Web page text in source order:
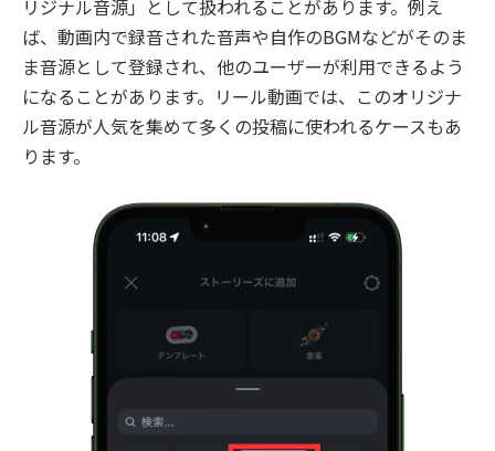
リジナル音源」として扱われることがあります。例え
ば、動画内で録音された音声や自作のBGMなどがそのま
ま音源として登録され、他のユーザーが利用できるよう
になることがあります。リール動画では、このオリジナ
ル音源が人気を集めて多くの投稿に使われるケースもあ
ります。